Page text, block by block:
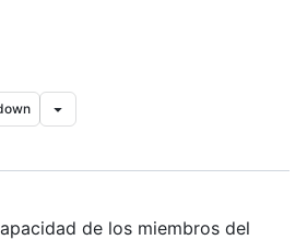
de los miembros del